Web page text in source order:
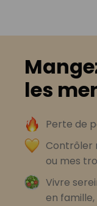
les
Perte de
Contrôler
ou mes
Vivre
en